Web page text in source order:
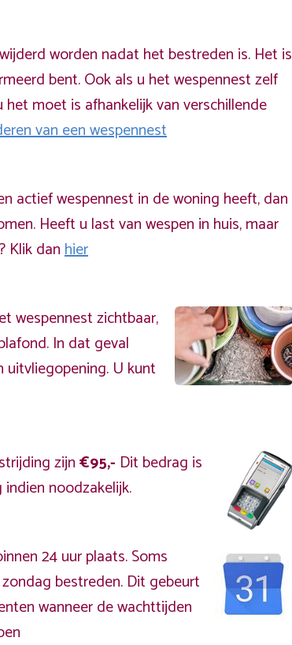
worden nadat het bestreden is. Het is
bent. Ook als u het wespennest zelf
moet is afhankelijk van verschillende
van een wespennest
actief wespennest in de woning heeft, dan
Heeft u last van wespen in huis, maar
Klik danhier
wespennest zichtbaar,
In dat geval
U kunt
zijn€95,- Dit bedrag is
noodzakelijk.
24 uur plaats. Soms
bestreden. Dit gebeurt
wanneer de wachttijden